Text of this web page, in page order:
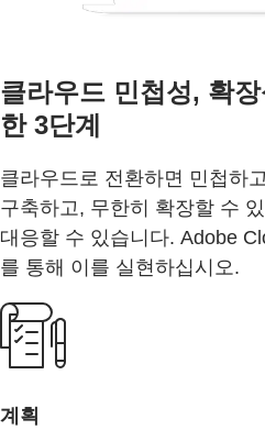
클라우드 민첩성, 확
한 3단계
클라우드로 전환하면 민첩하
구축하고, 무한히 확장할 수
대응할 수 있습니다. Adobe
를 통해 이를 실현하십시오.
계획